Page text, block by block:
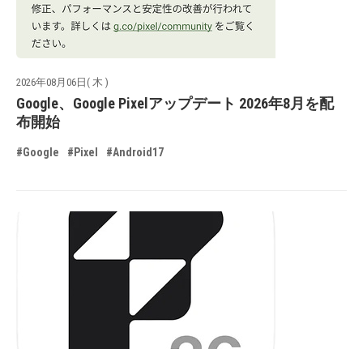
2026年08月06日( 木 )
Google、Google Pixelアップデート 2026年8月を配
布開始
#Google #Pixel #Android17